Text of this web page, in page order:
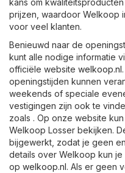
kans om
prijzen, waardoor Welkoop
voor veel klanten.
Benieuwd naar de
kunt alle nodige informatie
officiële website welkoop.nl
openingstijden kunnen
weekends of speciale
vestigingen zijn ook te
zoals . Op onze website
Welkoop Losser bekijken.
bijgewerkt, zodat je geen
details over Welkoop kun
op welkoop.nl. Als er geen